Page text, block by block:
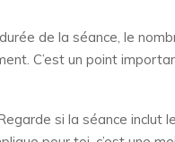
de la séance, le
C’est un point
si la séance inclut